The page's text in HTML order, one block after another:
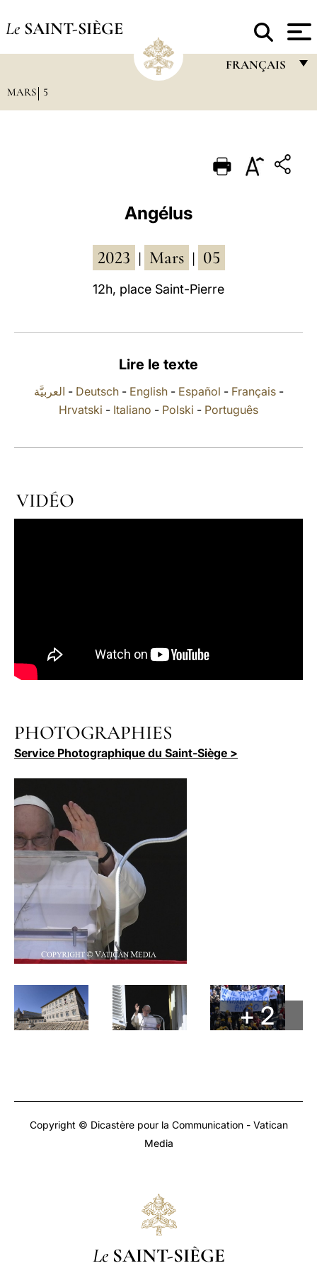
Le SAINT-SIÈGE
FRANÇAIS
PORTUGUÊS
MARS 5
Angélus
2023 Mars 05
12h, place Saint-Pierre
Lire le texte
العربيَّة - Deutsch- English- Español - Français-
Hrvatski - Italiano - Polski - Português
VIDÉO
PHOTOGRAPHIES
Service Photographique du Saint-Siège >
+ 2
Copyright © Dicastère pour la Communication - Vatican
Media
Le SAINT-SIÈGE